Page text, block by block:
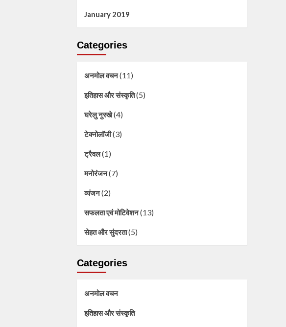
January 2019
Categories
अनमोल वचन(11)
इतिहास और संस्कृति(5)
घरेलु नुस्खे(4)
टेक्नोलॉजी(3)
ट्रैवल(1)
मनोरंजन(7)
व्यंजन(2)
सफलता एवं मोटिवेशन(13)
सेहत और सुंदरता(5)
Categories
अनमोल वचन
इतिहास और संस्कृति